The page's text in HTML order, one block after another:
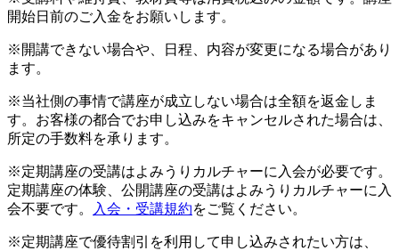
開始日前のご入金をお願いします。
※開講できない場合や、日程、内容が変更になる場合があり
ます。
※当社側の事情で講座が成立しない場合は全額を返金しま
す。お客様の都合でお申し込みをキャンセルされた場合は、
所定の手数料を承ります。
※定期講座の受講はよみうりカルチャーに入会が必要です。
定期講座の体験、公開講座の受講はよみうりカルチャーに入
会不要です。
入会・受講規約をご覧ください。
※定期講座で優待割引を利用して申し込みされたい方は、